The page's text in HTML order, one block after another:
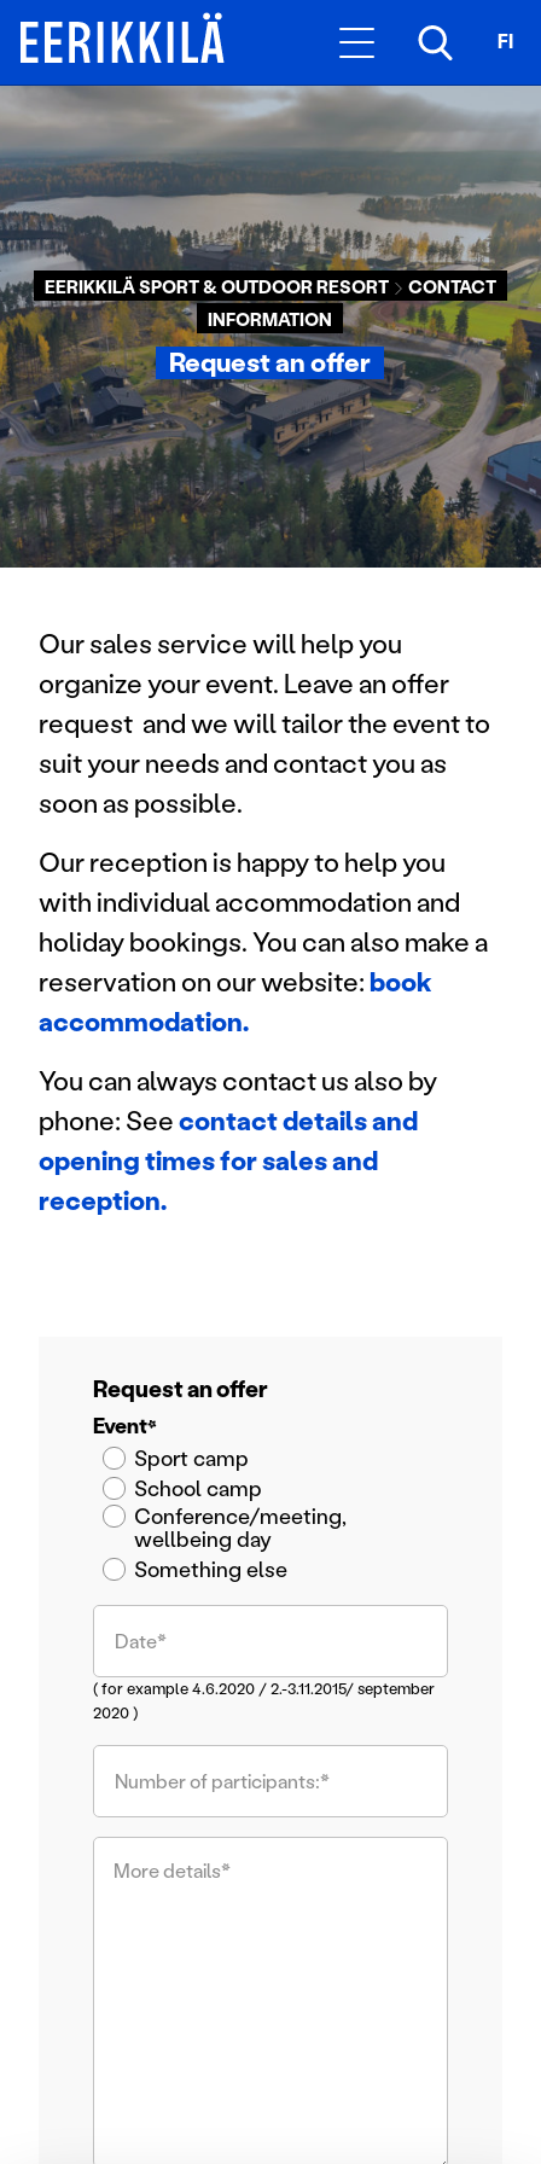
FI
EERIKKILÄ SPORT & OUTDOOR RESORT
CONTACT
INFORMATION
Request an offer
Our sales service will help you
organize your event. Leave an offer
request and we will tailor the event to
suit your needs and contact you as
soon as possible.
Our reception is happy to help you
with individual accommodation and
holiday bookings. You can also make a
reservation on our website: book
accommodation.
You can always contact us also by
phone: Seecontact details and
opening times for sales and
reception.
Request an offer
Event*
Sport camp
School camp
Conference/meeting,
wellbeing day
Something else
( for example 4.6.2020 / 2.-3.11.2015/ september
2020 )